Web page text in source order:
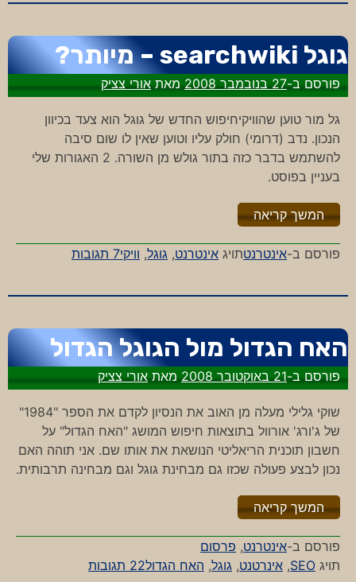
גוגל searchwiki – מיותר?
פורסם ב-27 בנובמבר 2008 מאתאורי צציק
גל מור טוען שהוויקיחיפוש החדש של גוגל הוא צעד בכיוון
הנכון. נדב (דרומי) חולק עליו וטוען שאין לו שום סיבה
להשתמש בדבר כזה בתור גולש מן השורה. 2 האגורות שלי
בעניין בפוסט.
המשך קריאה"%s"
פורסם ב-אינטרנטתויג אינטרנט, גוגל, וויקי7 תגובות
על
מיותר?
האח הגדול מול הגוגל הגדול
פורסם ב-21 באוקטובר 2008 מאתאורי צציק
שוקי גלילי מעלה מן האוב את הנסיון לקדם את הספר "1984"
של ג'ורג' אורוול בתוצאות חיפוש המושג "האח הגדול" על
חשבון תוכנית הריאליטי הנושאת את אותו שם. אני תוהה האם
נכון לבצע פעולה שכזו גם מבחינת גוגל וגם מבחינה תרבותית.
המשך קריאה"%s"
פורסם ב-אינטרנט, פרסום
תויג SEO
, אינרטנט, גוגל, האח הגדול22 תגובות
על